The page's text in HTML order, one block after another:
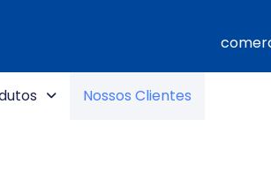
Nossos Clientes